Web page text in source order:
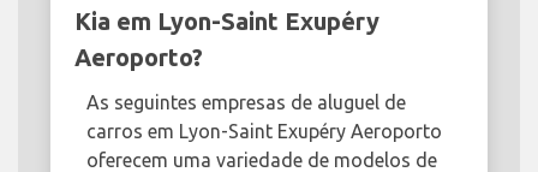
Kia em Lyon-Saint Exupéry
Aeroporto?
As seguintes empresas de aluguel de
carros em Lyon-Saint Exupéry Aeroporto
oferecem uma variedade de modelos de